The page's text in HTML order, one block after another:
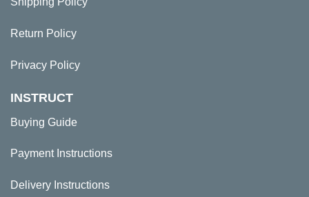
Return Policy
Privacy Policy
INSTRUCT
Buying Guide
Payment Instructions
Delivery Instructions